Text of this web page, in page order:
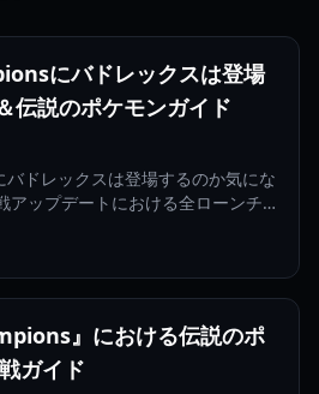
にバドレックスは登場
伝説のポケモンガイド
ドレックスは登場するのか気にな
アップデートにおける全ローンチロ
説します。
』における伝説のポ
ガイド